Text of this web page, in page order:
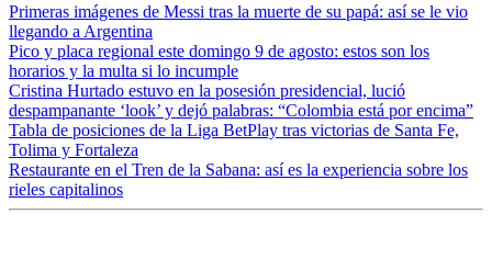
Primeras imágenes de Messi tras la muerte de su papá: así se le vio
llegando a Argentina
Pico y placa regional este domingo 9 de agosto: estos son los
horarios y la multa si lo incumple
Cristina Hurtado estuvo en la posesión presidencial, lució
despampanante ‘look’ y dejó palabras: “Colombia está por encima”
Tabla de posiciones de la Liga BetPlay tras victorias de Santa Fe,
Tolima y Fortaleza
Restaurante en el Tren de la Sabana: así es la experiencia sobre los
rieles capitalinos